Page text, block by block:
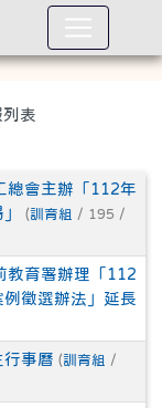
列表
總會主辦「112年
(訓育組 / 195 /
教育署辦理「112
徵選辦法」延長
行事曆 (訓育組 /